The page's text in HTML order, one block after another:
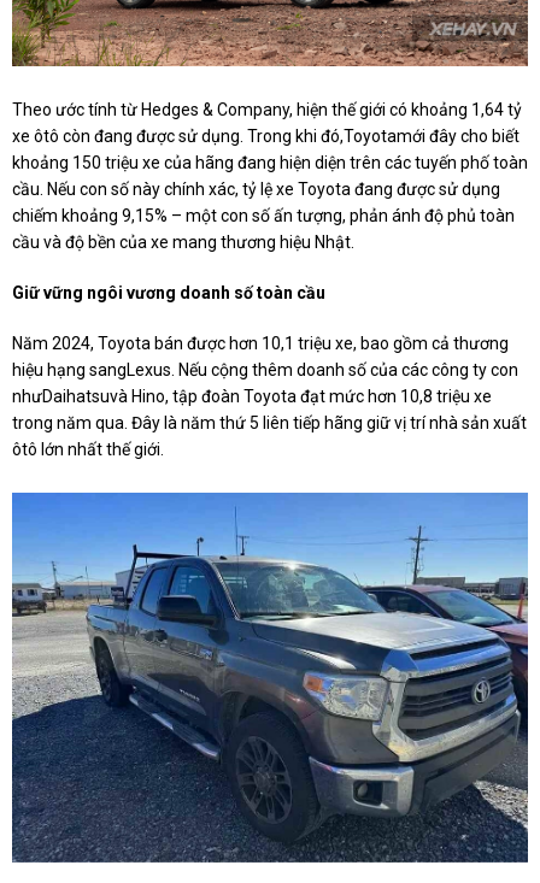
Theo ước tính từ Hedges & Company, hiện thế giới có khoảng 1,64 tỷ
xe ôtô còn đang được sử dụng. Trong khi đó,Toyotamới đây cho biết
khoảng 150 triệu xe của hãng đang hiện diện trên các tuyến phố toàn
cầu. Nếu con số này chính xác, tỷ lệ xe Toyota đang được sử dụng
chiếm khoảng 9,15% – một con số ấn tượng, phản ánh độ phủ toàn
cầu và độ bền của xe mang thương hiệu Nhật.
Giữ vững ngôi vương doanh số toàn cầu
Năm 2024, Toyota bán được hơn 10,1 triệu xe, bao gồm cả thương
hiệu hạng sangLexus. Nếu cộng thêm doanh số của các công ty con
nhưDaihatsuvà Hino, tập đoàn Toyota đạt mức hơn 10,8 triệu xe
trong năm qua. Đây là năm thứ 5 liên tiếp hãng giữ vị trí nhà sản xuất
ôtô lớn nhất thế giới.